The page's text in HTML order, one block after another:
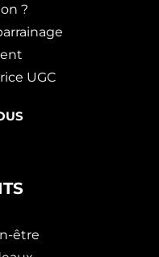
?
UGC
être